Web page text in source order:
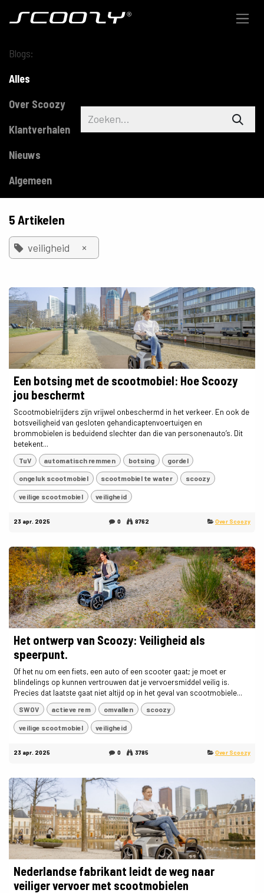
Blogs:
Alles
Over Scoozy
Klantverhalen
Nieuws
Algemeen
5 Artikelen
veiligheid ×
Een botsing met de scootmobiel: Hoe Scoozy
jou beschermt
Scootmobielrijders zijn vrijwel onbeschermd in het verkeer. En ook de
botsveiligheid van gesloten gehandicaptenvoertuigen en
brommobielen is beduidend slechter dan die van personenauto’s. Dit
betekent...
TuV automatisch remmen botsing gordel
ongeluk scootmobiel scootmobiel te water scoozy
veilige scootmobiel veiligheid
23 apr. 2025 0 8762 Over Scoozy
Het ontwerp van Scoozy: Veiligheid als
speerpunt.
Of het nu om een fiets, een auto of een scooter gaat; je moet er
blindelings op kunnen vertrouwen dat je vervoersmiddel veilig is.
Precies dat laatste gaat niet altijd op in het geval van scootmobiele...
SWOV actieve rem omvallen scoozy
veilige scootmobiel veiligheid
23 apr. 2025 0 3785 Over Scoozy
Nederlandse fabrikant leidt de weg naar
veiliger vervoer met scootmobielen